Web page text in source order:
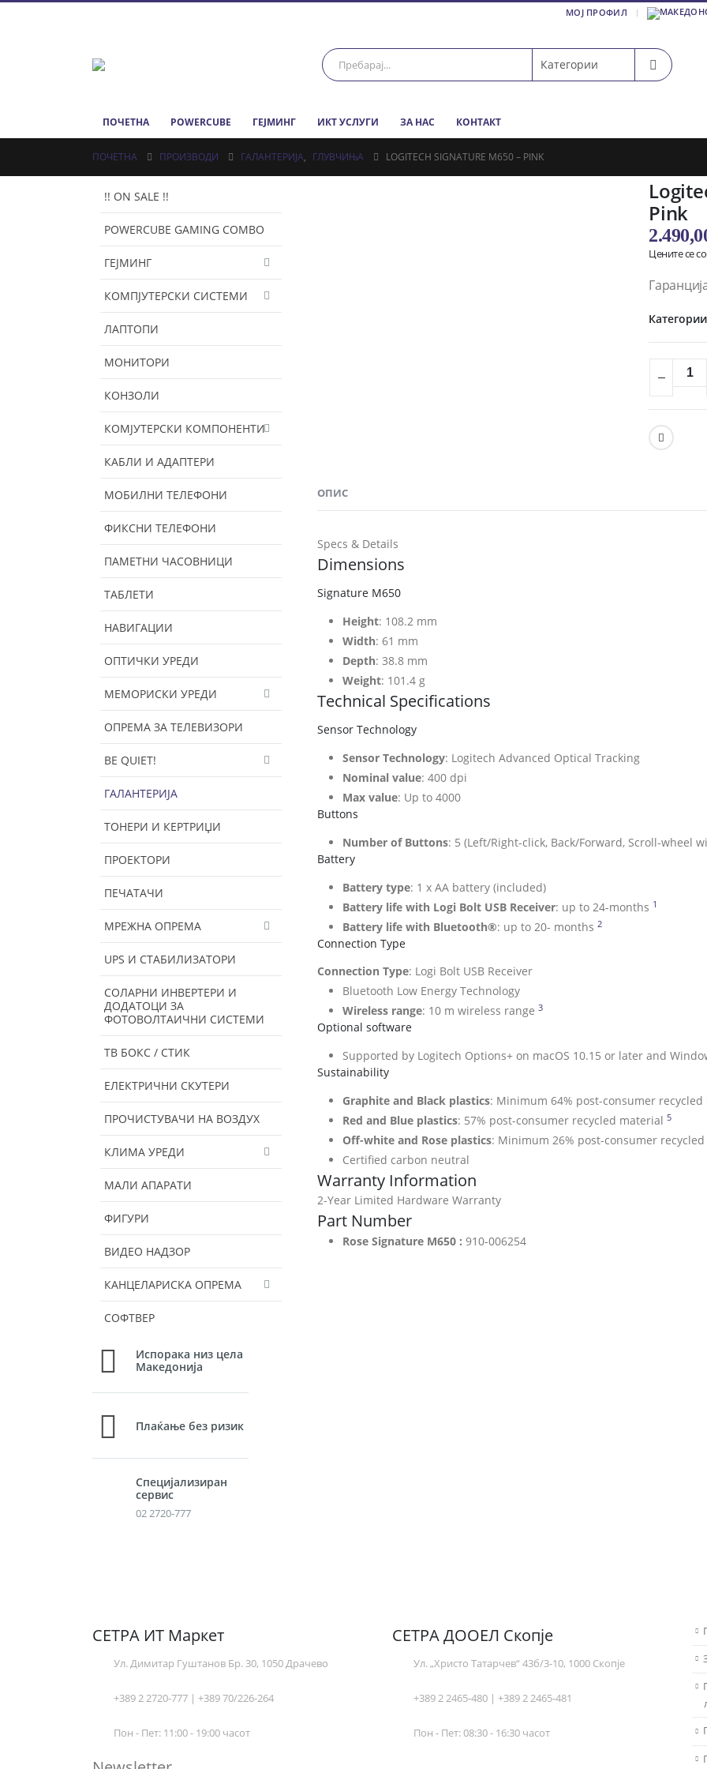
МОЈ ПРОФИЛ
ПОЧЕТНА POWERCUBE ГЕЈМИНГ ИКТ УСЛУГИ ЗА НАС КОНТАКТ
ПОЧЕТНА ПРОИЗВОДИ ГАЛАНТЕРИЈА, ГЛУВЧИЊА LOGITECH SIGNATURE M650 – PINK
Pink
Цените се
Категории
ОПИС
Specs & Details
Dimensions
Signature M650
Height: 108.2 mm
Width: 61 mm
Depth: 38.8 mm
Weight: 101.4 g
Technical Specifications
Sensor Technology
Sensor Technology: Logitech Advanced Optical Tracking
Nominal value: 400 dpi
Max value: Up to 4000
Buttons
Number of Buttons: 5 (Left/Right-click, Back/Forward, Scroll-wheel
Battery
Battery type: 1 x AA battery (included)
Battery life with Logi Bolt USB Receiver: up to 24-months 1
Battery life with Bluetooth®: up to 20- months 2It may vary based
Connection Type
Connection Type: Logi Bolt USB Receiver
Bluetooth Low Energy Technology
Wireless range: 10 m wireless range 3Wireless range may vary
Optional software
Supported by Logitech Options+ on macOS 10.15 or later and
Sustainability
Graphite and Black plastics: Minimum 64% post-consumer
Red and Blue plastics: 57% post-consumer recycled material 5
Off-white and Rose plastics: Minimum 26% post-consumer
Certified carbon neutral
Warranty Information
2-Year Limited Hardware Warranty
Part Number
Rose Signature M650 : 910-006254
!! ON SALE !!
POWERCUBE GAMING COMBO
ГЕЈМИНГ
КОМПЈУТЕРСКИ СИСТЕМИ
ЛАПТОПИ
МОНИТОРИ
КОНЗОЛИ
КОМЈУТЕРСКИ КОМПОНЕНТИ
КАБЛИ И АДАПТЕРИ
МОБИЛНИ ТЕЛЕФОНИ
ФИКСНИ ТЕЛЕФОНИ
ПАМЕТНИ ЧАСОВНИЦИ
ТАБЛЕТИ
НАВИГАЦИИ
ОПТИЧКИ УРЕДИ
МЕМОРИСКИ УРЕДИ
ОПРЕМА ЗА ТЕЛЕВИЗОРИ
BE QUIET!
ГАЛАНТЕРИЈА
ТОНЕРИ И КЕРТРИЏИ
ПРОЕКТОРИ
ПЕЧАТАЧИ
МРЕЖНА ОПРЕМА
UPS И СТАБИЛИЗАТОРИ
СОЛАРНИ ИНВЕРТЕРИ И
ДОДАТОЦИ ЗА
ФОТОВОЛТАИЧНИ СИСТЕМИ
ТВ БОКС / СТИК
ЕЛЕКТРИЧНИ СКУТЕРИ
ПРОЧИСТУВАЧИ НА ВОЗДУХ
КЛИМА УРЕДИ
МАЛИ АПАРАТИ
ФИГУРИ
ВИДЕО НАДЗОР
КАНЦЕЛАРИСКА ОПРЕМА
СОФТВЕР
Испорака низ цела
Македонија
Плаќање без ризик
Специјализиран
сервис
02 2720-777
СЕТРА ИТ Маркет
Ул. Димитар Гуштанов Бр. 30, 1050 Драчево
+389 2 2720-777 | +389 70/226-264
Пон - Пет: 11:00 - 19:00 часот
СЕТРА ДООЕЛ Скопје
Ул. „Христо Татарчев“ 43б/3-10, 1000 Скопје
+389 2 2465-480 | +389 2 2465-481
Пон - Пет: 08:30 - 16:30 часот